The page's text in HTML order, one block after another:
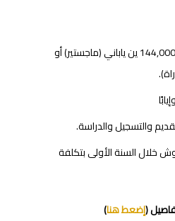
راتب شهري قدره حوالي 144,000 ين ياباني (ماجستير) أو
والتسجيل والدراسة.
السنة الأولى بتكلفة
(إضعط هنا)